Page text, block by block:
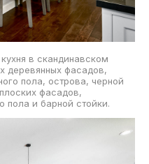
в скандинавском
деревянных фасадов,
пола, острова, черной
фасадов,
пола и барной стойки.